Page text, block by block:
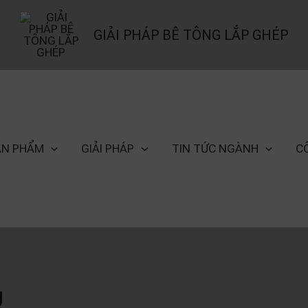
GIẢI PHÁP BÊ TÔNG LẮP GHÉP
PHẨM GIẢI PHÁP TIN TỨC NGÀNH